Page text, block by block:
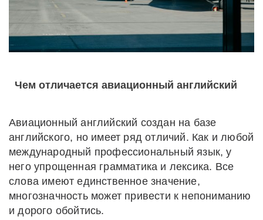
Чем отличается авиационный английский
Авиационный английский создан на базе
английского, но имеет ряд отличий. Как и любой
международный профессиональный язык, у
него упрощенная грамматика и лексика. Все
слова имеют единственное значение,
многозначность может привести к непониманию
и дорого обойтись.